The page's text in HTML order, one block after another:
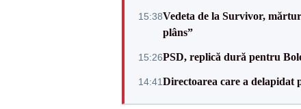
15:38Vedeta de la Survivor,
plâns”
15:26PSD, replică dură pentru
14:41Directoarea care a delapidat